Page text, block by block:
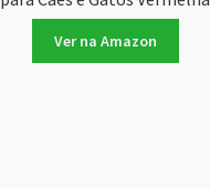
Ver na Amazon